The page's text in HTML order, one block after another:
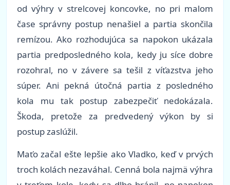
od výhry v strelcovej koncovke, no pri malom
čase správny postup nenašiel a partia skončila
remízou. Ako rozhodujúca sa napokon ukázala
partia predposledného kola, kedy ju síce dobre
rozohral, no v závere sa tešil z víťazstva jeho
súper. Ani pekná útočná partia z posledného
kola mu tak postup zabezpečiť nedokázala.
Škoda, pretože za predvedený výkon by si
postup zaslúžil.
Maťo začal ešte lepšie ako Vladko, keď v prvých
troch kolách nezaváhal. Cenná bola najmä výhra